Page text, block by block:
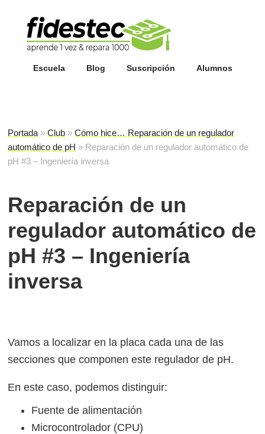
Escuela Blog Suscripción Alumnos
Portada »Club »Cómo hice… Reparación de un regulador
automático de pH » Reparación de un regulador automático de
pH #3 – Ingeniería inversa
Reparación de un
regulador automático de
pH #3 – Ingeniería
inversa
Vamos a localizar en la placa cada una de las
secciones que componen este regulador de pH.
En este caso, podemos distinguir:
Fuente de alimentación
Microcontrolador (CPU)